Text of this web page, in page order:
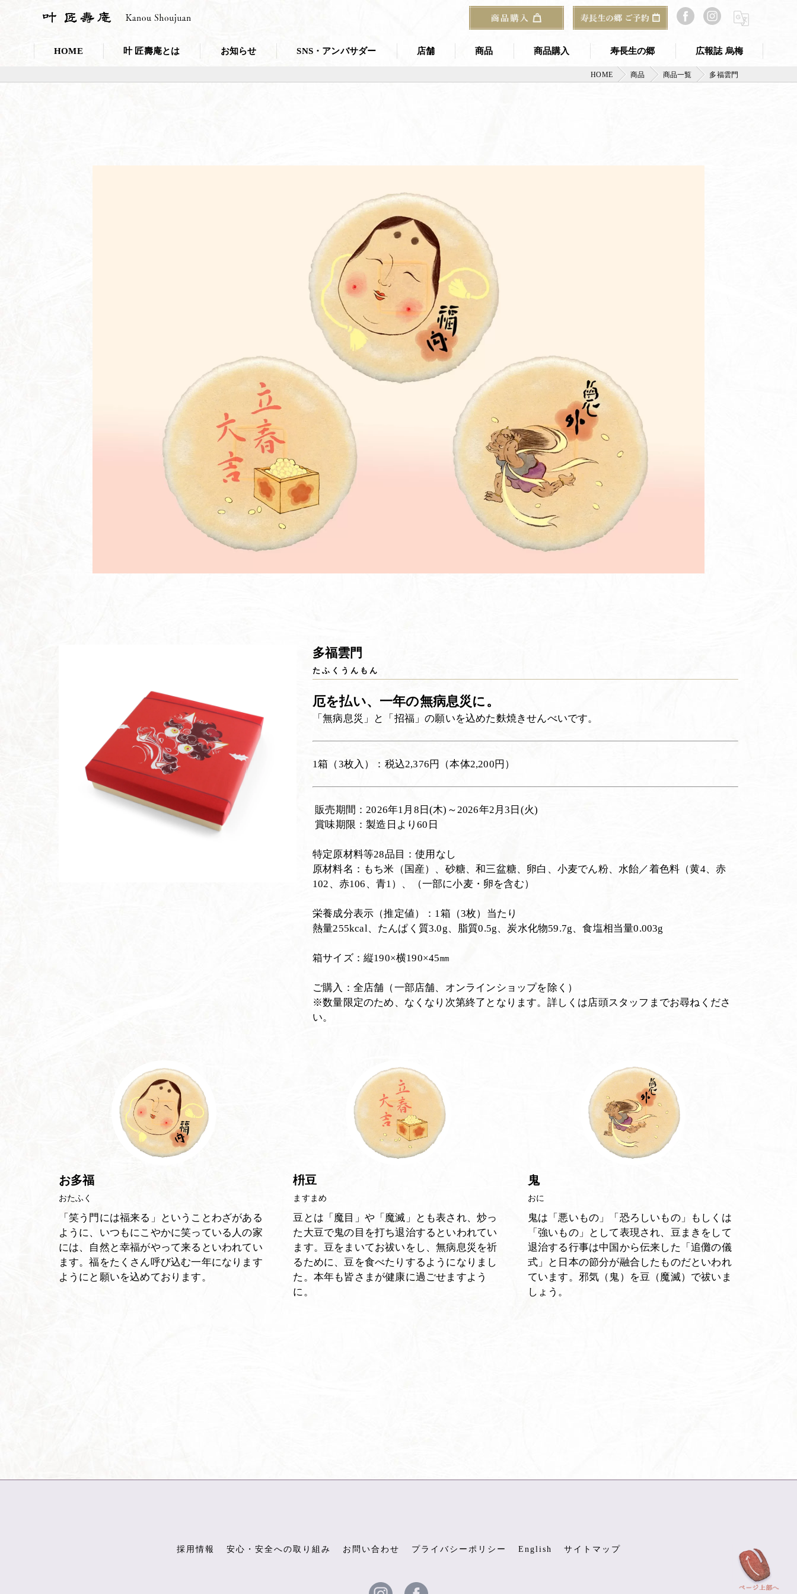
HOME 叶 匠壽庵とは
叶 匠壽庵のSDGs
お知らせ SNS・アンバサダー 店舗
石山寺店
商品 商品購入 寿長生の郷
郷からのお知らせ
苑内マップ・郷の一年
菓子づくりの里山 いろいろと一緒
里山のおはなし
広報誌 烏梅
HOME 商品 商品一覧 多福雲門
多福雲門
たふくうんもん
厄を払い、一年の無病息災に。
「無病息災」と「招福」の願いを込めた麩焼きせんべいです。
1箱（3枚入）：税込2,376円（本体2,200円）
販売期間：2026年1月8日(木)～2026年2月3日(火)
賞味期限：製造日より60日
特定原材料等28品目：使用なし
原材料名：もち米（国産）、砂糖、和三盆糖、卵白、小麦でん粉、水飴／着色料（黄4、赤
102、赤106、青1）、（一部に小麦・卵を含む）
栄養成分表示（推定値）：1箱（3枚）当たり
熱量255kcal、たんぱく質3.0g、脂質0.5g、炭水化物59.7g、食塩相当量0.003g
箱サイズ：縦190×横190×45㎜
ご購入：全店舗（一部店舗、オンラインショップを除く）
※数量限定のため、なくなり次第終了となります。詳しくは店頭スタッフまでお尋ねくださ
い。
お多福
おたふく
「笑う門には福来る」ということわざがある
ように、いつもにこやかに笑っている人の家
には、自然と幸福がやって来るといわれてい
ます。福をたくさん呼び込む一年になります
ようにと願いを込めております。
枡豆
ますまめ
豆とは「魔目」や「魔滅」とも表され、炒っ
た大豆で鬼の目を打ち退治するといわれてい
ます。豆をまいてお祓いをし、無病息災を祈
るために、豆を食べたりするようになりまし
た。本年も皆さまが健康に過ごせますよう
に。
鬼
おに
鬼は「悪いもの」「恐ろしいもの」もしくは
「強いもの」として表現され、豆まきをして
退治する行事は中国から伝来した「追儺の儀
式」と日本の節分が融合したものだといわれ
ています。邪気（鬼）を豆（魔滅）で祓いま
しょう。
採用情報 安心・安全への取り組み お問い合わせ プライバシーポリシー English サイトマップ